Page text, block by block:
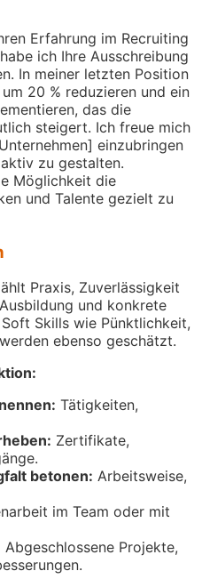
Erfahrung im Recruiting
ich Ihre Ausschreibung
In meiner letzten Position
20 % reduzieren und ein
das die
steigert. Ich freue mich
einzubringen
zu gestalten.
Möglichkeit die
und Talente gezielt zu
Praxis, Zuverlässigkeit
und konkrete
Skills wie Pünktlichkeit,
ebenso geschätzt.
Tätigkeiten,
Zertifikate,
betonen: Arbeitsweise,
im Team oder mit
Abgeschlossene Projekte,